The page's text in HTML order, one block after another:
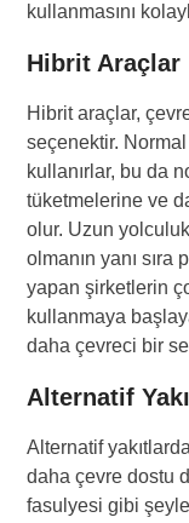
kullanmasını
Hibrit Araçlar
Hibrit araçlar,
seçenektir.
kullanırlar, bu da
tüketmelerine ve
olur. Uzun
olmanın yanı sıra
yapan şirketlerin
kullanmaya
daha çevreci bir
Alternatif
Alternatif
daha çevre dostu
fasulyesi gibi